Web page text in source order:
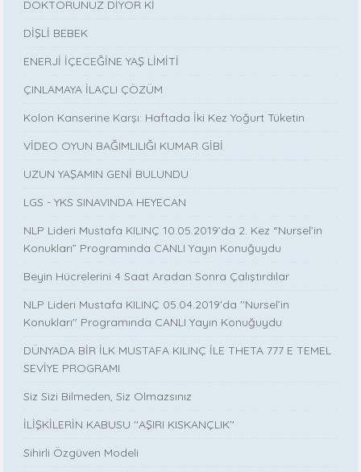
DOKTORUNUZ DİYOR Kİ
DİŞLİ BEBEK
ENERJİ İÇECEĞİNE YAŞ LİMİTİ
ÇINLAMAYA İLAÇLI ÇÖZÜM
Kolon Kanserine Karşı: Haftada İki Kez Yoğurt Tüketin
VİDEO OYUN BAĞIMLILIĞI KUMAR GİBİ
UZUN YAŞAMIN GENİ BULUNDU
LGS - YKS SINAVINDA HEYECAN
NLP Lideri Mustafa KILINÇ 10.05.2019’da 2. Kez “Nursel’in
Konukları” Programında CANLI Yayın Konuğuydu
Beyin Hücrelerini 4 Saat Aradan Sonra Çalıştırdılar
NLP Lideri Mustafa KILINÇ 05.04.2019'da ''Nursel’in
Konukları'' Programında CANLI Yayın Konuğuydu
DÜNYADA BİR İLK MUSTAFA KILINÇ İLE THETA 777 E TEMEL
SEVİYE PROGRAMI
Siz Sizi Bilmeden, Siz Olmazsınız
İLİŞKİLERİN KABUSU ''AŞIRI KISKANÇLIK''
Sihirli Özgüven Modeli